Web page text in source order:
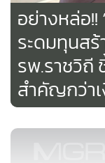
อย่างหล่อ
ระดมทุนส
รพ.ราชวิถี
สำคัญกว่า